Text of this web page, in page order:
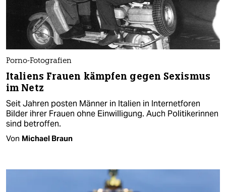
Porno-Fotografien
Italiens Frauen kämpfen gegen Sexismus
im Netz
Seit Jahren posten Männer in Italien in Internetforen
Bilder ihrer Frauen ohne Einwilligung. Auch Politikerinnen
sind betroffen.
Von Michael Braun